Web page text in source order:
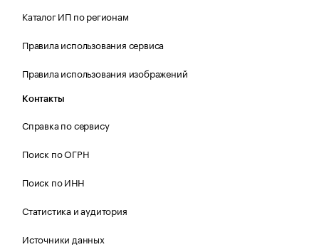
Каталог ИП по регионам
Правила использования сервиса
Правила использования изображений
Контакты
Справка по сервису
Поиск по ОГРН
Поиск по ИНН
Статистика и аудитория
Источники данных